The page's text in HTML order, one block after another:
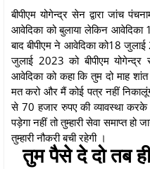
बीपीएम योगेन्द्र सेन द्वारा जांच
आवेदिका को बुलाया लेकिन
बाद बीपीएम ने आवेदिका को18
जुलाई 2023 को बीपीएम
आवेदिका को कहा कि तुम दो माह शांत
मत करो और मैं कोई पत्र नहीं
से 70 हजार रुपए की व्यावस्था
पड़ेगा नहीं तो तुम्हारी सेवा समाप्त
तुम्हारी नौकरी बची रहेगी ।
तुम पैसे दे दो तब